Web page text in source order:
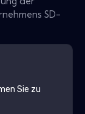
SD-
Sie zu